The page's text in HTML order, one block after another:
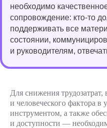
необходимо
сопровождение: кто-то
поддерживать все
состоянии,
и руководителям,
Для снижения
и человеческого фактора в
инструментом, а также
и доступности —